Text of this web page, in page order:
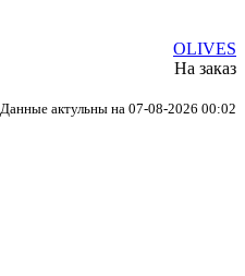
OLIVES
На заказ
Данные актульны на 07-08-2026 00:02